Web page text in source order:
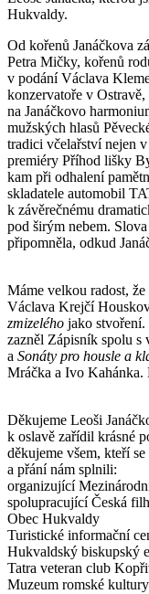
Hukvaldy.
Od kořenů Janáčkova
Petra Mičky, kořenů
v podání Václava
konzervatoře v
na Janáčkovo
mužských hlasů
tradici včelařství nejen
premiéry Příhod lišky
kam při odhalení
skladatele automobil
k závěrečnému
pod širým nebem.
připomněla, odkud
Máme velkou radost,
Václava Krejčí
zmizelého jako
zazněl Zápisník spolu s
a Sonáty pro housle a
Mráčka a Ivo Kahánka.
Děkujeme Leoši
k oslavě zařídil krásné
děkujeme všem, kteří
a přání nám splnili:
organizující
spolupracující Česká
Obec Hukvaldy
Turistické informační
Hukvaldský biskupský
Tatra veteran club
Muzeum romské kultury